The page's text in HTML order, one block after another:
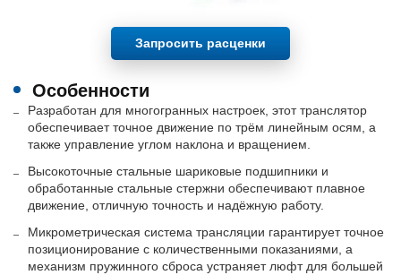
Запросить расценки
Особенности
Разработан для многогранных настроек, этот транслятор
обеспечивает точное движение по трём линейным осям, а
также управление углом наклона и вращением.
Высокоточные стальные шариковые подшипники и
обработанные стальные стержни обеспечивают плавное
движение, отличную точность и надёжную работу.
Микрометрическая система трансляции гарантирует точное
позиционирование с количественными показаниями, а
механизм пружинного сброса устраняет люфт для большей